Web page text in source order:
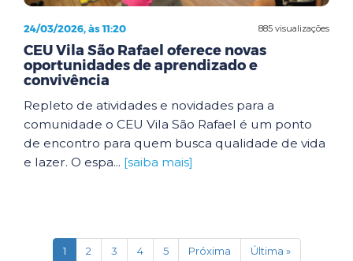
885 visualizações
24/03/2026, às 11:20
CEU Vila São Rafael oferece novas
oportunidades de aprendizado e
convivência
Repleto de atividades e novidades para a
comunidade o CEU Vila São Rafael é um ponto
de encontro para quem busca qualidade de vida
e lazer. O espa... [saiba mais]
1(current)
2 3 4 5 Próxima Última »